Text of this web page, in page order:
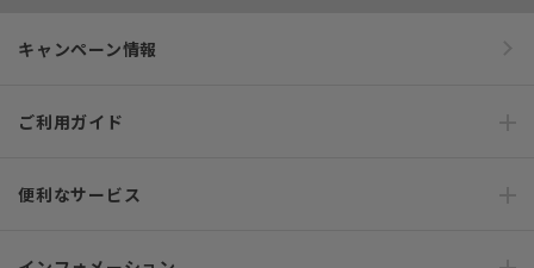
キャンペーン情報
ご利用ガイド
便利なサービス